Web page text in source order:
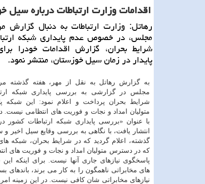
اقدامات وزارت ارتباطات درباره
رهاتل: وزارت ارتباطات به دنبال گزارش
مجلس، در خصوص عدم پایداری شبكه
شرایط بحران، گزارش اقدامات خودرا
پایدار در زمان سیل خوزستان، منتشر نمود.
به گزارش رهاتل به نقل از مهر، هفته گذشته
مجلس در گزارشی به بررسی پایداری شبكه
شرایط بحران پرداخت و اعلام نمود: این شبكه
متولیان امداد و نجات و فوریت های انتظامی
با عنوان «بررسی پایداری شبكه ارتباطات كشور
انتشار یافت، با نگاهی به بررسی وقایع سیل اخیر
گذشته، اعلام گردید كه در شرایط بحران، شبكه
كه در دسترس متولیان امداد و نجات و فوریت های
پاسخگوی نیازهای جاری آنها نیست. برای اینكه این
های مخابراتی ناهمگون را به كار می برند،
نیازهای مخابراتی شان كافی نیست. در این زمینه